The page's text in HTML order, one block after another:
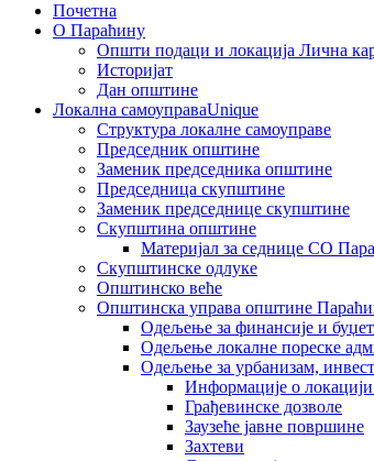
Почетна
О Параћину
Општи подаци и локација Лична
Историјат
Дан општине
Локална самоуправаUnique
Структура локалне самоуправе
Председник општине
Заменик председника општине
Председница скупштине
Заменик председнице скупштине
Скупштина општине
Материјал за седнице СО
Скупштинске одлуке
Општинско веће
Општинска управа општине
Одељење за финансије и буџет
Одељење локалне пореске
Одељење за урбанизам,
Информације о
Грађевинске дозволе
Заузеће јавне површине
Захтеви